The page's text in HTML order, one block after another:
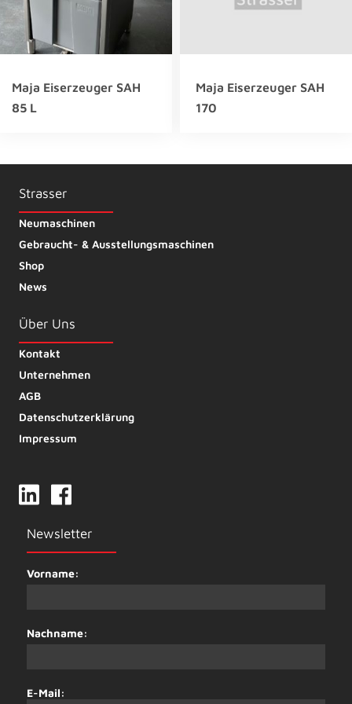
Maja Eiserzeuger SAH
85 L
Maja Eiserzeuger SAH
170
Strasser
Neumaschinen
Gebraucht- & Ausstellungsmaschinen
Shop
News
Über Uns
Kontakt
Unternehmen
AGB
Datenschutzerklärung
Impressum
Newsletter
Vorname:
Nachname:
E-Mail: